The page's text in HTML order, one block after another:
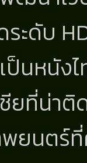
ดับ
ป็นหนั
ยที่น่า
ยนตร์